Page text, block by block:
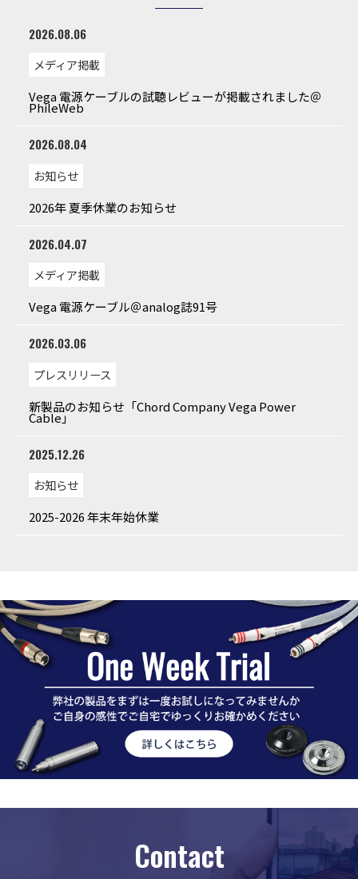
2026.08.06
メディア掲載
Vega 電源ケーブルの試聴レビューが掲載されました＠
PhileWeb
2026.08.04
お知らせ
2026年 夏季休業のお知らせ
2026.04.07
メディア掲載
Vega 電源ケーブル＠analog誌91号
2026.03.06
プレスリリース
新製品のお知らせ「Chord Company Vega Power
Cable」
2025.12.26
お知らせ
2025-2026 年末年始休業
Contact